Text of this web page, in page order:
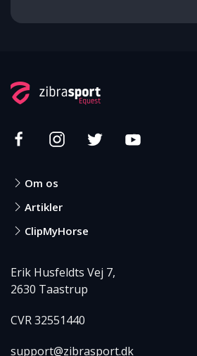
Om os
Artikler
ClipMyHorse
Erik Husfeldts Vej 7,
2630 Taastrup
CVR 32551440
support@zibrasport.dk